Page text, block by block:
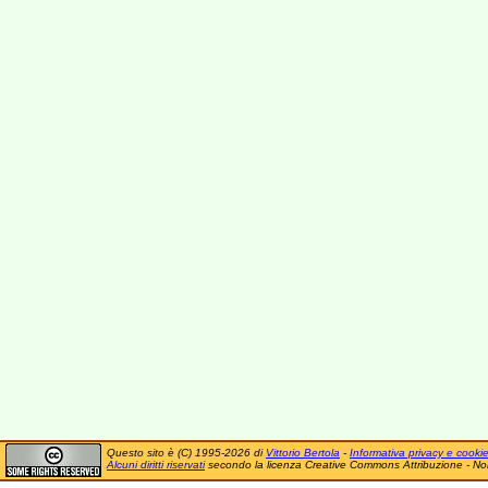
Questo sito è (C) 1995-2026 di Vittorio Bertola - Informativa privacy e cookie
Alcuni diritti riservatisecondo la licenza Creative Commons Attribuzione -